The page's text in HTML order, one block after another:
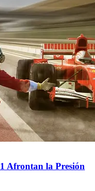
Afrontan la Presión